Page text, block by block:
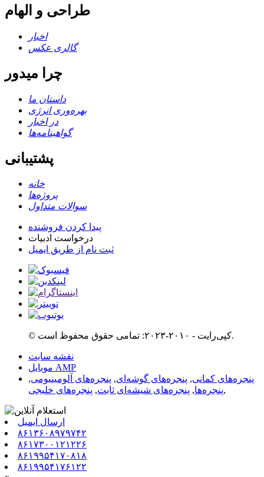
طراحی و الهام
اخبار
گالری عکس
چرا میدور
داستان ما
بهره‌وری انرژی
در اخبار
گواهینامه‌ها
پشتیبانی
خانه
پروژه‌ها
سوالات متداول
پیدا کردن فروشنده
درخواست ادبیات
ثبت نام از طریق ایمیل
© کپی‌رایت - ۲۰۱۰-۲۰۲۳: تمامی حقوق محفوظ است.
نقشه سایت
موبایل AMP
پنجره‌های کمانی, پنجره‌های گوشه‌ای, پنجره‌های آلومینیومی,
پنجره‌ها, پنجره‌های شیشه‌ای ثابت, پنجره‌های خلیجی ,
ارسال ایمیل
۸۶۱۳۶۰۸۹۷۹۷۴۲
۸۶۱۷۳۰۰۱۲۱۲۲۶
۸۶۱۹۹۵۴۱۷۰۸۱۸
۸۶۱۹۹۵۴۱۷۶۱۲۲